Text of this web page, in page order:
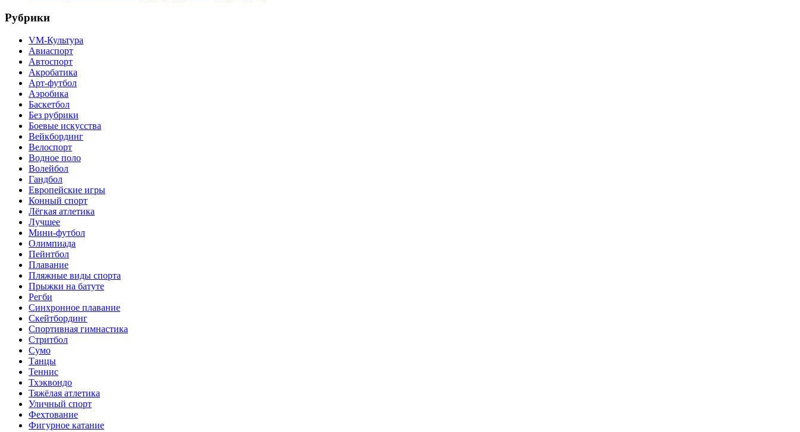
Рубрики
VM-Культура
Авиаспорт
Автоспорт
Акробатика
Арт-футбол
Аэробика
Баскетбол
Без рубрики
Боевые искусства
Вейкбординг
Велоспорт
Водное поло
Волейбол
Гандбол
Европейские игры
Конный спорт
Лёгкая атлетика
Лучшее
Мини-футбол
Олимпиада
Пейнтбол
Плавание
Пляжные виды спорта
Прыжки на батуте
Регби
Синхронное плавание
Скейтбординг
Спортивная гимнастика
Стритбол
Сумо
Танцы
Теннис
Тхэквондо
Тяжёлая атлетика
Уличный спорт
Фехтование
Фигурное катание